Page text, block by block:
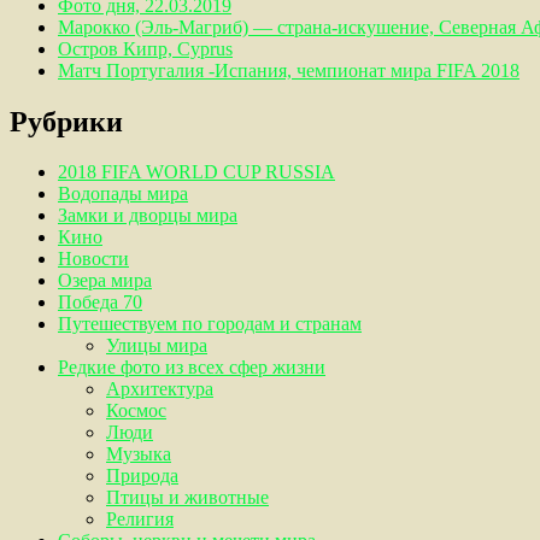
Фото дня, 22.03.2019
Марокко (Эль-Магриб) — страна-искушение, Северная
Остров Кипр, Cyprus
Матч Португалия -Испания, чемпионат мира FIFA 2018
Рубрики
2018 FIFA WORLD CUP RUSSIA
Водопады мира
Замки и дворцы мира
Кино
Новости
Озера мира
Победа 70
Путешествуем по городам и странам
Улицы мира
Редкие фото из всех сфер жизни
Архитектура
Космос
Люди
Музыка
Природа
Птицы и животные
Религия